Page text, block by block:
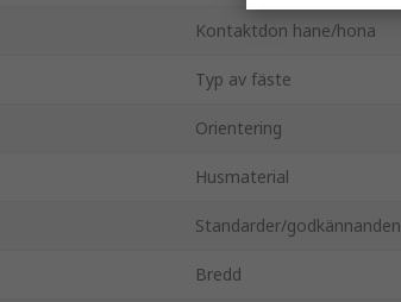
Kontaktdon hane/hona
Typ av fäste
Orientering
Husmaterial
Standarder/godkännanden
Bredd